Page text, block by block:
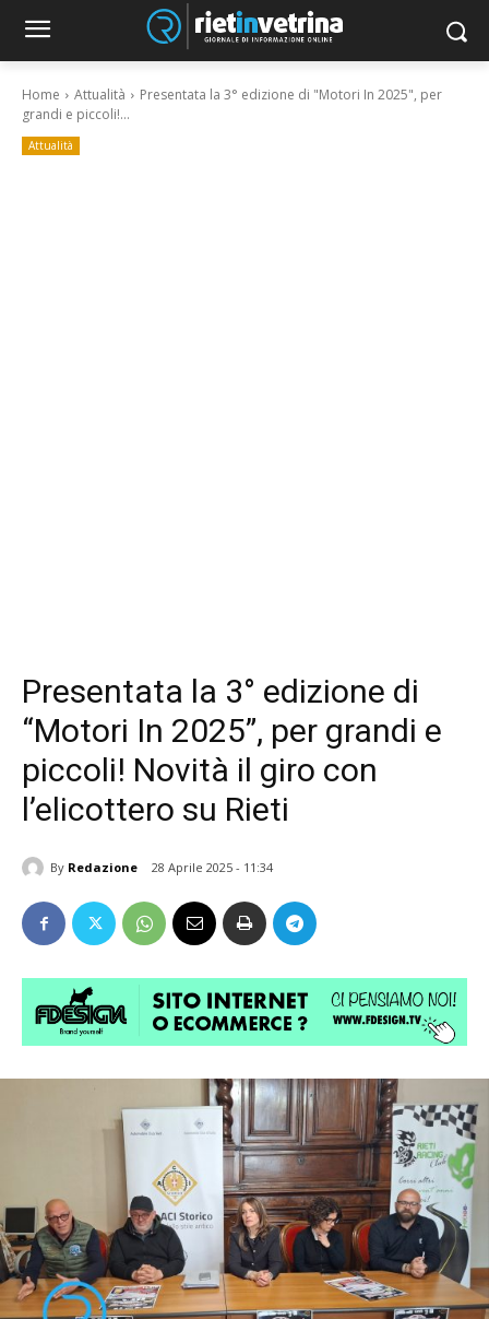
Home Attualità
Presentata la 3° edizione di "Motori In 2025", per
grandi e piccoli!...
Attualità
Presentata la 3° edizione di
“Motori In 2025”, per grandi e
piccoli! Novità il giro con
l’elicottero su Rieti
By Redazione 28 Aprile 2025 - 11:34